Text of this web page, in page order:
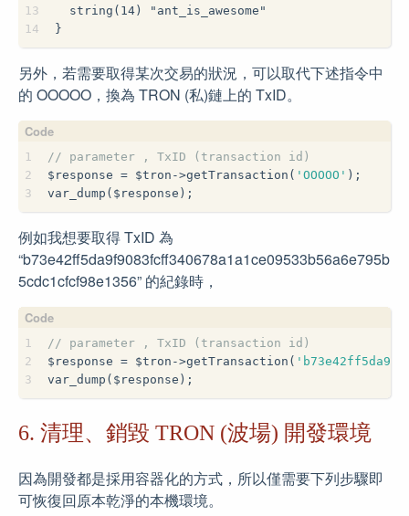
13
14
  string(14) "ant_is_awesome"
}
另外，若需要取得某次交易的狀況，可以取代下述指令中
的 OOOOO，換為 TRON (私)鏈上的 TxID。
1
2
3
// parameter , TxID (transaction id)
$response = $tron->getTransaction( 'OOOOO' );
var_dump($response);
例如我想要取得 TxID 為
“b73e42ff5da9f9083fcff340678a1a1ce09533b56a6e795b
5cdc1cfcf98e1356” 的紀錄時，
1
2
3
// parameter , TxID (transaction id)
$response = $tron->getTransaction(
var_dump($response);
6. 清理、銷毀 TRON (波場) 開發環境
因為開發都是採用容器化的方式，所以僅需要下列步驟即
可恢復回原本乾淨的本機環境。